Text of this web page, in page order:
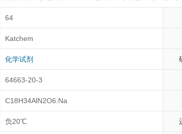
Berry & Associates
LGC Maine Standards
Abbexa AbD Serotec Abnova
64
Katchem
化学试剂
64663-20-3
C18H34AlN2O6.Na
负20℃